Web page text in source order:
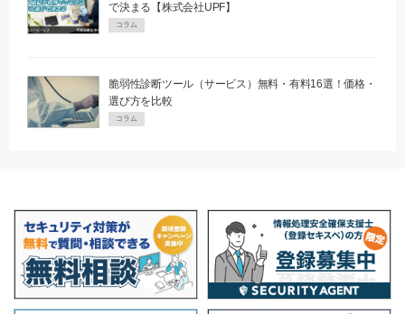
で決まる【株式会社UPF】
コラム
脆弱性診断ツール（サービス）無料・有料16選！価格・
選び方を比較
コラム